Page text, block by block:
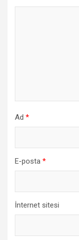
Ad *
E-posta *
İnternet sitesi